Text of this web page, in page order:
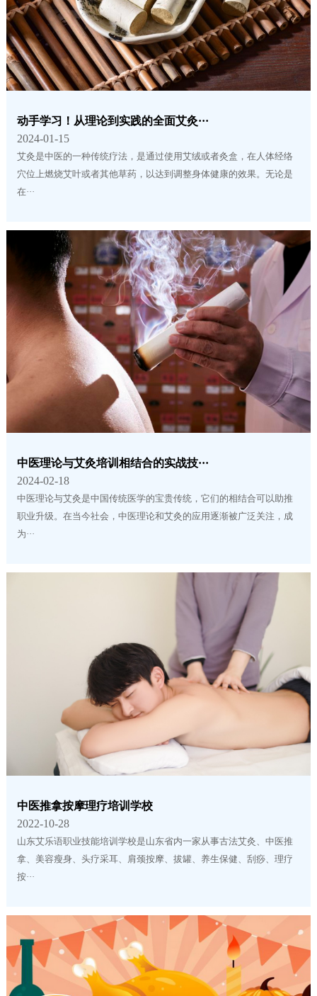
动手学习！从理论到实践的全面艾灸···
2024-01-15
艾灸是中医的一种传统疗法，是通过使用艾绒或者灸盒，在人体经络
穴位上燃烧艾叶或者其他草药，以达到调整身体健康的效果。无论是
在···
中医理论与艾灸培训相结合的实战技···
2024-02-18
中医理论与艾灸是中国传统医学的宝贵传统，它们的相结合可以助推
职业升级。在当今社会，中医理论和艾灸的应用逐渐被广泛关注，成
为···
中医推拿按摩理疗培训学校
2022-10-28
山东艾乐语职业技能培训学校是山东省内一家从事古法艾灸、中医推
拿、美容瘦身、头疗采耳、肩颈按摩、拔罐、养生保健、刮痧、理疗
按···